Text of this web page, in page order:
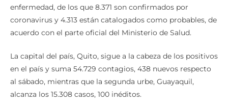
enfermedad, de los que 8.371 son confirmados por
coronavirus y 4.313 están catalogados como probables, de
acuerdo con el parte oficial del Ministerio de Salud.
La capital del país, Quito, sigue a la cabeza de los positivos
en el país y suma 54.729 contagios, 438 nuevos respecto
al sábado, mientras que la segunda urbe, Guayaquil,
alcanza los 15.308 casos, 100 inéditos.